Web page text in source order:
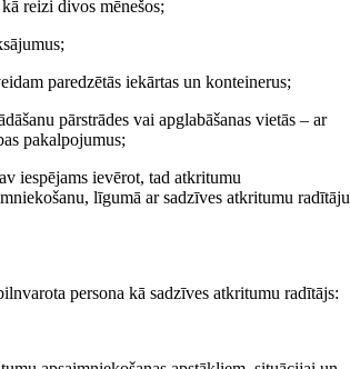
reizi divos mēnešos;
paredzētās iekārtas un konteinerus;
pārstrādes vai apglabāšanas vietās – ar
pakalpojumus;
iespējams ievērot, tad atkritumu
līgumā ar sadzīves atkritumu radītāju
persona kā sadzīves atkritumu radītājs: